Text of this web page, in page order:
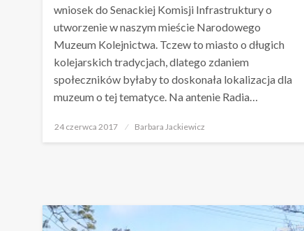
wniosek do Senackiej Komisji Infrastruktury o
utworzenie w naszym mieście Narodowego
Muzeum Kolejnictwa. Tczew to miasto o długich
kolejarskich tradycjach, dlatego zdaniem
społeczników byłaby to doskonała lokalizacja dla
muzeum o tej tematyce. Na antenie Radia…
Opublikowane
24 czerwca 2017 Barbara Jackiewicz